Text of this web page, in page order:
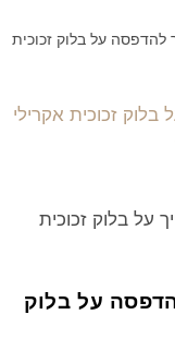
להדפסה על בלוק זכוכית
על בלוק זכוכית
על בלוק